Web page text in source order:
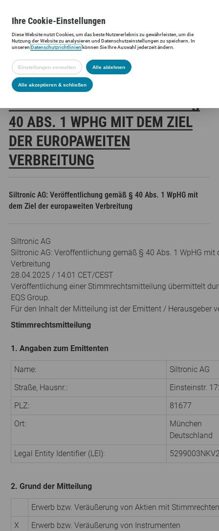
Siltronic AG Investoren Finanzmeldungen
SILTRONIC AG:
0 ABS. 1 WPHG MIT DEM ZIEL D
ER EUROPAWEITEN V
ERBREITUNG
Siltronic AG: Veröffentlichung gemäß § 40 Abs. 1 WpHG mit
dem Ziel der europaweiten Verbreitung
Siltronic AG
Siltronic AG: Veröffentlichung gemäß § 40 Abs. 1 WpHG mit
Verbreitung
28.04.2025 / 14:01 CET/CEST
Veröffentlichung einer Stimmrechtsmitteilung übermittelt
EQS Group.
Für den Inhalt der Mitteilung ist der Emittent / Herausgeber
Stimmrechtsmitteilung
1. Angaben zum Emittenten
Name:
Siltronic AG
Straße, Hausnr.:
Einsteinstr.
PLZ:
81677
Ort:
München
Deutschland
Legal Entity Identifier (LEI):
2. Grund der Mitteilung
Erwerb bzw. Veräußerung von Aktien mit Stimmrechten
X
Erwerb bzw. Veräußerung von Instrumenten
IhreCookie-Einstellungen
DieseWebsitenutzt Cookies, um das beste Nutzererlebnis zu gewährleisten, um die
Nutzung derWebsitezu analysieren und Datenschutzeinstellungen zu speichern. In
unserenDatenschutzrichtlinienkönnen Sie Ihre Auswahl jederzeit ändern.
Einstellungen verwalten Alle ablehnen
Alle akzeptieren & schließen